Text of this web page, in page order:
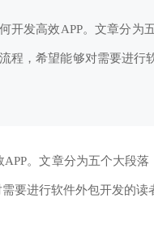
发高效APP。文章分为
，希望能够对需要进
。文章分为五个大段
要进行软件外包开发的读